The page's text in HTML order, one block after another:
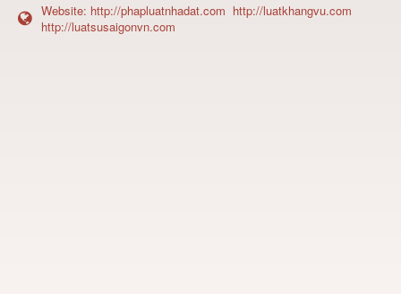
Website: http://phapluatnhadat.com http://luatkhangvu.com
http://luatsusaigonvn.com